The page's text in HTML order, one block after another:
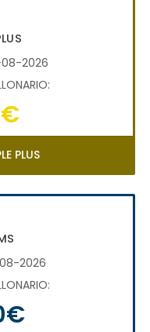
2026
PLUS
2026